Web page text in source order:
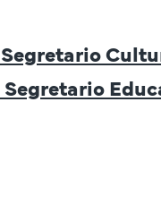
Segretario
Segretario